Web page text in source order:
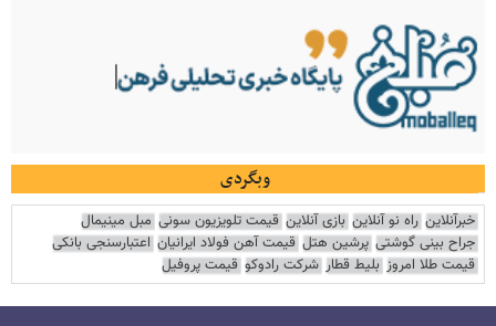
وبگردی
خبرآنلاین راه نو آنلاین بازی آنلاین قیمت تلویزیون سونی مبل مینیمال
جراح بینی گوشتی پرشین هتل قیمت آهن فولاد ایرانیان اعتبارسنجی بانکی
قیمت طلا امروز بلیط قطار شرکت رادوکو قیمت پروفیل